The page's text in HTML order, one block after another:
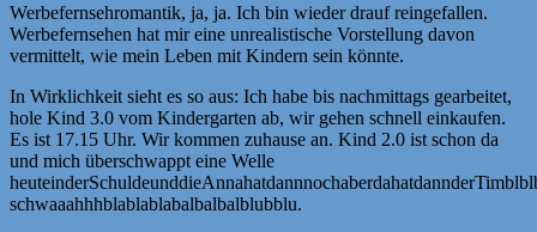
Werbefernsehromantik, ja, ja. Ich bin wieder drauf reingefallen.
Werbefernsehen hat mir eine unrealistische Vorstellung davon
vermittelt, wie mein Leben mit Kindern sein könnte.
In Wirklichkeit sieht es so aus: Ich habe bis nachmittags gearbeitet,
hole Kind 3.0 vom Kindergarten ab, wir gehen schnell einkaufen.
Es ist 17.15 Uhr. Wir kommen zuhause an. Kind 2.0 ist schon da
und mich überschwappt eine Welle
schwaaahhhblablablabalbalbalblubblu.